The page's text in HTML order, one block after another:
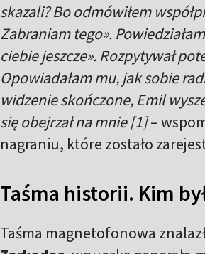
skazali? Bo odmówiłem
Zabraniam tego».
ciebie jeszcze». Rozpytywał
Opowiadałam mu, jak sobie
widzenie skończone, Emil
się obejrzał na mnie [1]–
nagraniu, które zostało
Taśma historii. Kim
Taśma magnetofonowa